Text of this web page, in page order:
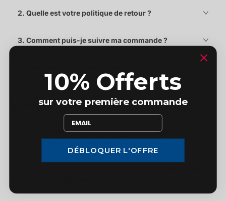
2. Quelle est votre politique de retour ?
3. Comment puis-je suivre ma commande ?
pour d'autres questions ?
Informations sur nos produits
1. Les cagoules sont-elles confortables à porter
10% Offerts
sur votre première commande
DÉBLOQUER L'OFFRE